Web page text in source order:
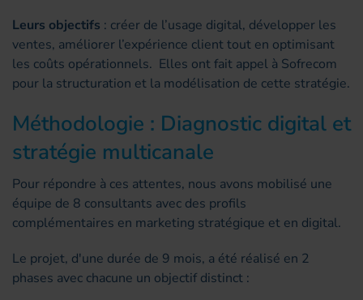
Leurs objectifs : créer de l’usage digital, développer les
ventes, améliorer l’expérience client tout en optimisant
les coûts opérationnels. Elles ont fait appel à Sofrecom
pour la structuration et la modélisation de cette stratégie.
Méthodologie : Diagnostic digital et
stratégie multicanale
Pour répondre à ces attentes, nous avons mobilisé une
équipe de 8 consultants avec des profils
complémentaires en marketing stratégique et en digital.
Le projet, d'une durée de 9 mois, a été réalisé en 2
phases avec chacune un objectif distinct :